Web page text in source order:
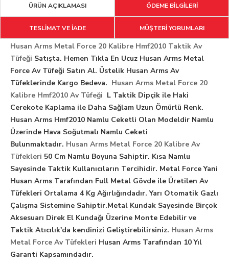
ÜRÜN AÇIKLAMASI ÖDEME BİLGİLERİ
TESLİMAT VE İADE MÜŞTERİ YORUMLARI
Husan Arms Metal Force 20 Kalibre Hmf2010 Taktik Av
Tüfeği Satışta. Hemen Tıkla En Ucuz Husan Arms Metal
Force Av Tüfeği Satın Al. Üstelik Husan Arms Av
Tüfeklerinde Kargo Bedeva. Husan Arms Metal Force 20
Kalibre Hmf2010 Av Tüfeği L Taktik Dipçik ile Haki
Cerekote Kaplama ile Daha Sağlam Uzun Ömürlü Renk.
Husan Arms Hmf2010 Namlu Ceketli Olan Modeldir Namlu
Üzerinde Hava Soğutmalı Namlu Ceketi
Bulunmaktadır. Husan Arms Metal Force 20 Kalibre Av
Tüfekleri 50 Cm Namlu Boyuna Sahiptir. Kısa Namlu
Sayesinde Taktik Kullanıcıların Tercihidir. Metal Force Yani
Husan Arms Tarafından Full Metal Gövde ile Üretilen Av
Tüfekleri Ortalama 4 Kg Ağırlığındadır. Yarı Otomatik Gazlı
Çalışma Sistemine Sahiptir.Metal Kundak Sayesinde Birçok
Aksesuarı Direk El Kundağı Üzerine Monte Edebilir ve
Taktik Atıcılık'da kendinizi Geliştirebilirsiniz. Husan Arms
Metal Force Av Tüfekleri Husan Arms Tarafından 10 Yıl
Garanti Kapsamındadır.